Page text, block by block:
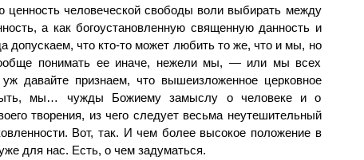
ценность человеческой свободы воли выбирать между
а как богоустановленную священную данность и
допускаем, что кто-то может любить то же, что и мы, но
понимать ее иначе, нежели мы, — или мы всех
давайте признаем, что вышеизложенное церковное
мы… чужды Божиему замыслу о человеке и о
творения, из чего следует весьма неутешительный
Вот, так. И чем более высокое положение в
для нас. Есть, о чем задуматься.